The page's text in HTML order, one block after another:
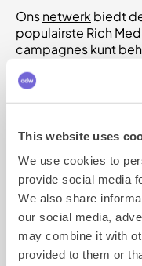
This website uses
We use cookies to
provide social media
We also share
our social media,
may combine it with
provided to them or
Onsnetwerk biedt
populairste Rich
campagnes kunt